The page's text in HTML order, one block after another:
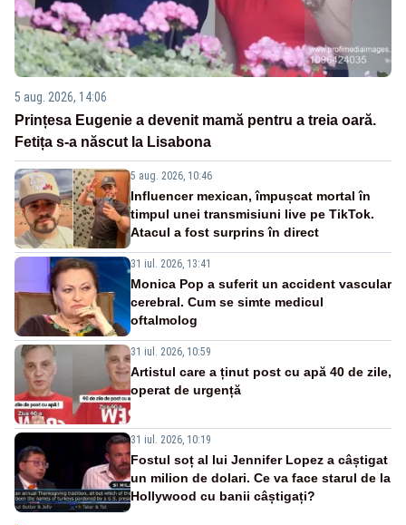
5 aug. 2026, 14:06
Prințesa Eugenie a devenit mamă pentru a treia oară.
Fetița s-a născut la Lisabona
5 aug. 2026, 10:46
Influencer mexican, împușcat mortal în
timpul unei transmisiuni live pe TikTok.
Atacul a fost surprins în direct
31 iul. 2026, 13:41
Monica Pop a suferit un accident vascular
cerebral. Cum se simte medicul
oftalmolog
31 iul. 2026, 10:59
Artistul care a ținut post cu apă 40 de zile,
operat de urgență
31 iul. 2026, 10:19
Fostul soț al lui Jennifer Lopez a câștigat
un milion de dolari. Ce va face starul de la
Hollywood cu banii câștigați?